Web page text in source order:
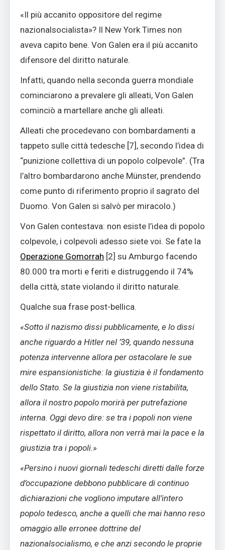
«Il più accanito oppositore del regime
nazionalsocialista»? Il New York Times non
aveva capito bene. Von Galen era il più accanito
difensore del diritto naturale.
Infatti, quando nella seconda guerra mondiale
cominciarono a prevalere gli alleati, Von Galen
cominciò a martellare anche gli alleati.
Alleati che procedevano con bombardamenti a
tappeto sulle città tedesche [7] , secondo l’idea di
“punizione collettiva di un popolo colpevole”. (Tra
l’altro bombardarono anche Münster, prendendo
come punto di riferimento proprio il sagrato del
Duomo. Von Galen si salvò per miracolo.)
Von Galen contestava: non esiste l’idea di popolo
colpevole, i colpevoli adesso siete voi. Se fate la
Operazione Gomorrah [2] su Amburgo facendo
80.000 tra morti e feriti e distruggendo il 74%
della città, state violando il diritto naturale.
Qualche sua frase post-bellica.
«Sotto il nazismo dissi pubblicamente, e lo dissi
anche riguardo a Hitler nel ’39, quando nessuna
potenza intervenne allora per ostacolare le sue
mire espansionistiche: la giustizia è il fondamento
dello Stato. Se la giustizia non viene ristabilita,
allora il nostro popolo morirà per putrefazione
interna. Oggi devo dire: se tra i popoli non viene
rispettato il diritto, allora non verrà mai la pace e la
giustizia tra i popoli.»
«Persino i nuovi giornali tedeschi diretti dalle forze
d’occupazione debbono pubblicare di continuo
dichiarazioni che vogliono imputare all’intero
popolo tedesco, anche a quelli che mai hanno reso
omaggio alle erronee dottrine del
nazionalsocialismo, e che anzi secondo le proprie